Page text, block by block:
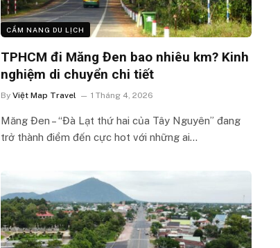
CẨM NANG DU LỊCH
TPHCM đi Măng Đen bao nhiêu km? Kinh
nghiệm di chuyển chi tiết
By Việt Map Travel 1 Tháng 4, 2026
Măng Đen – “Đà Lạt thứ hai của Tây Nguyên” đang
trở thành điểm đến cực hot với những ai…